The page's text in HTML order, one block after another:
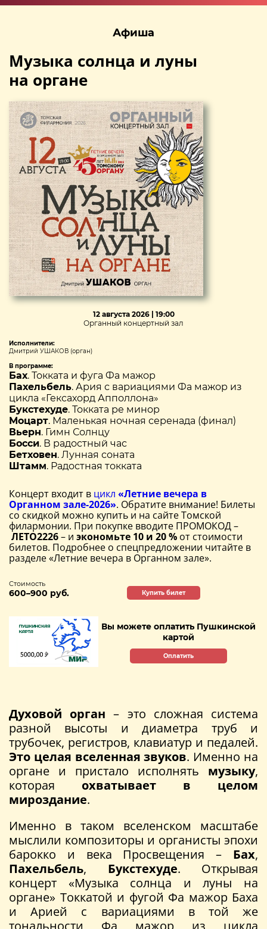
Афиша
Музыка солнца и луны
на органе
12 августа 2026 | 19:00
Органный концертный зал
Исполнители:
Дмитрий УШАКОВ (орган)
В программе:
Бах. Токката и фуга Фа мажор
Пахельбель. Ария с вариациями Фа мажор из
цикла «Гексахорд Апполлона»
Букстехуде. Токката ре минор
Моцарт. Маленькая ночная серенада (финал)
Вьерн. Гимн Солнцу
Босси. В радостный час
Бетховен. Лунная соната
Штамм. Радостная токката
Концерт входит в цикл «Летние вечера в
Органном зале-2026». Обратите внимание! Билеты
со скидкой можно купить и на сайте Томской
филармонии. При покупке вводите ПРОМОКОД –
ЛЕТО2226– и экономьте 10 и 20 % от стоимости
билетов. Подробнее о спецпредложении читайте в
разделе «Летние вечера в Органном зале».
Стоимость
600–900 руб. Купить билет
Вы можете оплатить Пушкинской
картой
Оплатить
Духовой орган – это сложная система
разной высоты и диаметра труб и
трубочек, регистров, клавиатур и педалей.
Это целая вселенная звуков. Именно на
органе и пристало исполнять музыку,
которая охватывает в целом
мироздание.
Именно в таком вселенском масштабе
мыслили композиторы и органисты эпохи
барокко и века Просвещения – Бах,
Пахельбель, Букстехуде. Открывая
концерт «Музыка солнца и луны на
органе» Токкатой и фугой Фа мажор Баха
и Арией с вариациями в той же
тональности Фа мажор из цикла